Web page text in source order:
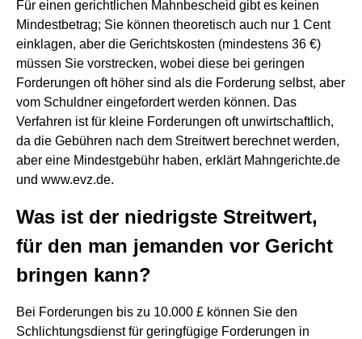
Für einen gerichtlichen Mahnbescheid gibt es keinen
Mindestbetrag; Sie können theoretisch auch nur 1 Cent
einklagen, aber die Gerichtskosten (mindestens 36 €)
müssen Sie vorstrecken, wobei diese bei geringen
Forderungen oft höher sind als die Forderung selbst, aber
vom Schuldner eingefordert werden können. Das
Verfahren ist für kleine Forderungen oft unwirtschaftlich,
da die Gebühren nach dem Streitwert berechnet werden,
aber eine Mindestgebühr haben, erklärt Mahngerichte.de
und www.evz.de.
Was ist der niedrigste Streitwert,
für den man jemanden vor Gericht
bringen kann?
Bei Forderungen bis zu 10.000 £ können Sie den
Schlichtungsdienst für geringfügige Forderungen in